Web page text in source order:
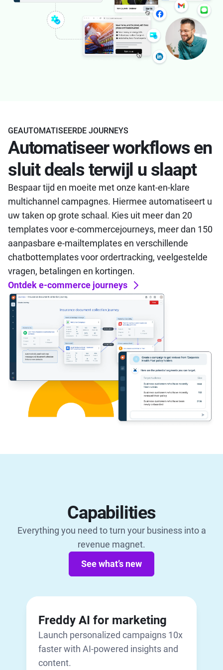
GEAUTOMATISEERDE JOURNEYS
Automatiseer workflows en
sluit deals terwijl u slaapt
Bespaar tijd en moeite met onze kant-en-klare
multichannel campagnes. Hiermee automatiseert u
uw taken op grote schaal. Kies uit meer dan 20
templates voor e-commercejourneys, meer dan 150
aanpasbare e-mailtemplates en verschillende
chatbottemplates voor ordertracking, veelgestelde
vragen, betalingen en kortingen.
Ontdek e-commerce journeys
Capabilities
Everything you need to turn your business into a
revenue magnet.
See what’s new
Freddy AI for marketing
Launch personalized campaigns 10x
faster with AI-powered insights and
content.